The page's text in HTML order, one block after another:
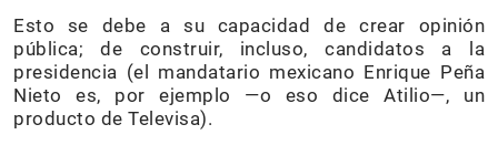
Esto se debe a su capacidad de crear opinión
pública; de construir, incluso, candidatos a la
presidencia (el mandatario mexicano Enrique Peña
Nieto es, por ejemplo —o eso dice Atilio—, un
producto de Televisa).